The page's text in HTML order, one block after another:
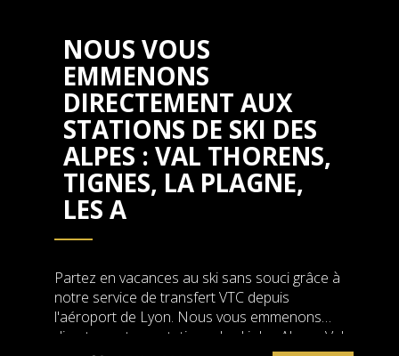
NOUS VOUS
EMMENONS
DIRECTEMENT AUX
STATIONS DE SKI DES
ALPES : VAL THORENS,
TIGNES, LA PLAGNE,
LES A
Partez en vacances au ski sans souci grâce à
notre service de transfert VTC depuis
l'aéroport de Lyon. Nous vous emmenons
directement aux stations de ski des Alpes : Val